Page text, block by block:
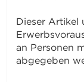
Dieser Artikel
an Personen
abgegeben